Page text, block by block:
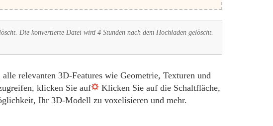
Die konvertierte Datei wird 4 Stunden nach dem Hochladen gelöscht.
relevanten 3D-Features wie Geometrie, Texturen und
klicken Sie auf
Klicken Sie auf die Schaltfläche,
Ihr 3D-Modell zu voxelisieren und mehr.